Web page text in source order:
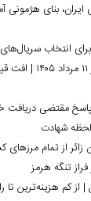
بنای هژمونی
انتخاب
قیمت طلا و
پاسخ مقتضی دریافت
شهادت
| از کم هزینه‌ترین